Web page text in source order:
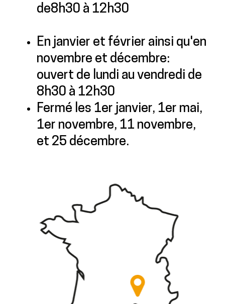
de8h30 à 12h30
En janvier et février ainsi qu'en
novembre et décembre:
ouvert de lundi au vendredi de
8h30 à 12h30
Fermé les 1er janvier, 1er mai,
1er novembre, 11 novembre,
et 25 décembre.